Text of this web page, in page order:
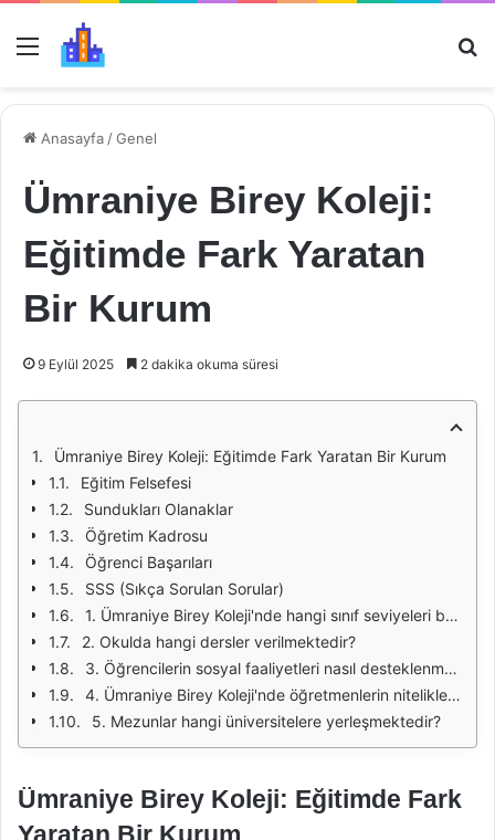
Menü
Anasayfa /Genel
Ümraniye Birey Koleji:
Eğitimde Fark Yaratan
Bir Kurum
9 Eylül 2025 2 dakika okuma süresi
Ümraniye Birey Koleji: Eğitimde Fark Yaratan Bir Kurum
Eğitim Felsefesi
Sundukları Olanaklar
Öğretim Kadrosu
Öğrenci Başarıları
SSS (Sıkça Sorulan Sorular)
1. Ümraniye Birey Koleji'nde hangi sınıf seviyeleri bulunmaktadır?
2. Okulda hangi dersler verilmektedir?
3. Öğrencilerin sosyal faaliyetleri nasıl desteklenmektedir?
4. Ümraniye Birey Koleji'nde öğretmenlerin nitelikleri nelerdir?
5. Mezunlar hangi üniversitelere yerleşmektedir?
Ümraniye Birey Koleji: Eğitimde Fark